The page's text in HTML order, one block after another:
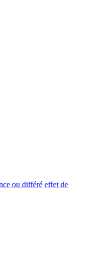
ou différé effet de